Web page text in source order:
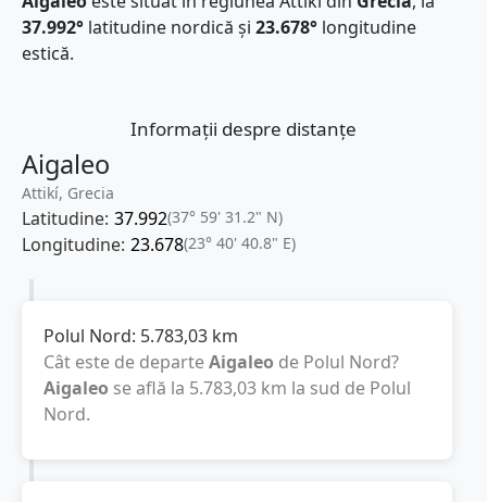
37.992° latitudine nordică și 23.678° longitudine
estică.
Informații despre distanțe
Aigaleo
Attikí, Grecia
Latitudine: 37.992(37° 59' 31.2" N)
Longitudine: 23.678(23° 40' 40.8" E)
Polul Nord: 5.783,03 km
Cât este de departeAigaleo de Polul Nord?
Aigaleo se află la 5.783,03 km la sud de Polul
Nord.